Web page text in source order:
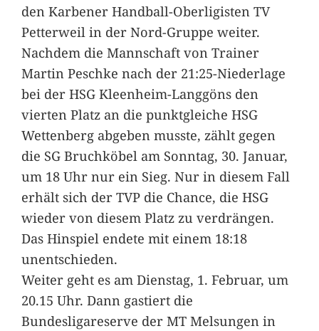
den Karbener Handball-Oberligisten TV
Petterweil in der Nord-Gruppe weiter.
Nachdem die Mannschaft von Trainer
Martin Peschke nach der 21:25-Niederlage
bei der HSG Kleenheim-Langgöns den
vierten Platz an die punktgleiche HSG
Wettenberg abgeben musste, zählt gegen
die SG Bruchköbel am Sonntag, 30. Januar,
um 18 Uhr nur ein Sieg. Nur in diesem Fall
erhält sich der TVP die Chance, die HSG
wieder von diesem Platz zu verdrängen.
Das Hinspiel endete mit einem 18:18
unentschieden.
Weiter geht es am Dienstag, 1. Februar, um
20.15 Uhr. Dann gastiert die
Bundesligareserve der MT Melsungen in